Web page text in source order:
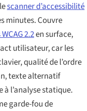
scanner d’accessibilité
minutes. Couvre
2.2en surface,
utilisateur, car les
qualité de l’ordre
texte alternatif
l’analyse statique.
garde-fou de